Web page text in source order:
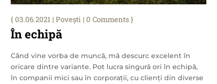
În echipă
03.06.2021 |Povești | 0 Comments
Când vine vorba de muncă, mă descurc excelent în
oricare dintre variante. Pot lucra singură ori în echipă,
în companii mici sau în corporații, cu clienți din diverse